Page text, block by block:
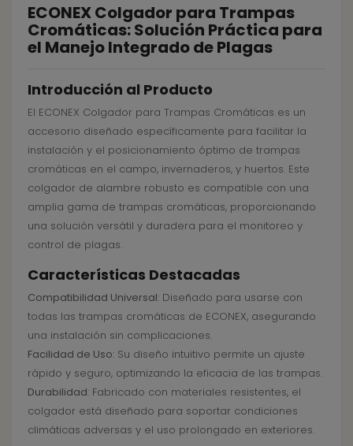
ECONEX Colgador para Trampas
Cromáticas: Solución Práctica para
el Manejo Integrado de Plagas
Introducción al Producto
El ECONEX Colgador para Trampas Cromáticas es un
accesorio diseñado específicamente para facilitar la
instalación y el posicionamiento óptimo de trampas
cromáticas en el campo, invernaderos, y huertos. Este
colgador de alambre robusto es compatible con una
amplia gama de trampas cromáticas, proporcionando
una solución versátil y duradera para el monitoreo y
control de plagas.
Características Destacadas
Compatibilidad Universal: Diseñado para usarse con
todas las trampas cromáticas de ECONEX, asegurando
una instalación sin complicaciones.
Facilidad de Uso: Su diseño intuitivo permite un ajuste
rápido y seguro, optimizando la eficacia de las trampas.
Durabilidad: Fabricado con materiales resistentes, el
colgador está diseñado para soportar condiciones
climáticas adversas y el uso prolongado en exteriores.